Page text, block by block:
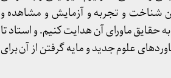
شناخت و تجربه و آزمایش و مشاهده و
حقایق ماورای آن هدایت کنیم. و استاد تا
علوم جدید و مایه گرفتن از آن برای